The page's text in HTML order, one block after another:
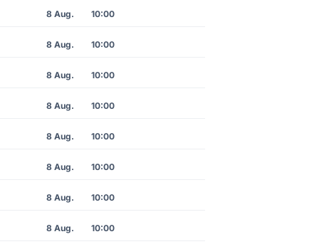
8 Aug. 10:00
8 Aug. 10:00
8 Aug. 10:00
8 Aug. 10:00
8 Aug. 10:00
8 Aug. 10:00
8 Aug. 10:00
8 Aug. 10:00